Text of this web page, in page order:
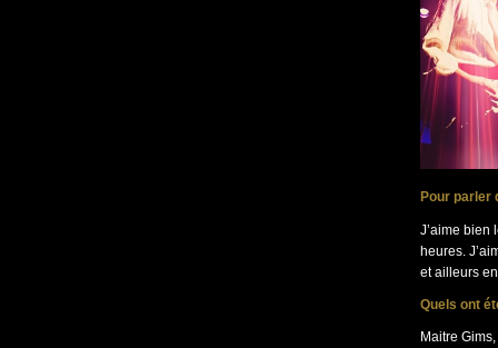
Pour parler
J’aime bien
heures.
et ailleurs
Quels ont
Maitre